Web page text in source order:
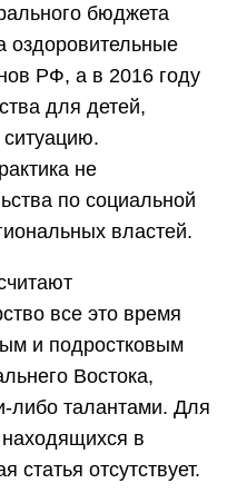
бюджета
оздоровительные
РФ, а в 2016 году
для детей,
не
по социальной
властей.
все это время
и подростковым
Востока,
либо талантами. Для
в
статья отсутствует.